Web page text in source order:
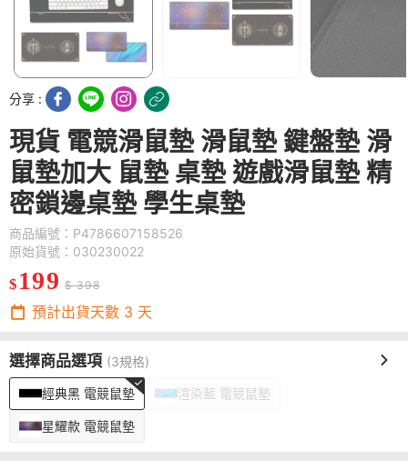
分享 :
現貨 電競滑鼠墊 滑鼠墊 鍵盤墊 滑
鼠墊加大 鼠墊 桌墊 遊戲滑鼠墊 精
密鎖邊桌墊 學生桌墊
商品編號：P4786607158526
原始貨號：030230022
$ 199 $ 398
預計出貨天數 3 天
選擇商品選項 (3規格)
經典黑 電競鼠墊 渲染藍 電競鼠墊
星耀款 電競鼠墊